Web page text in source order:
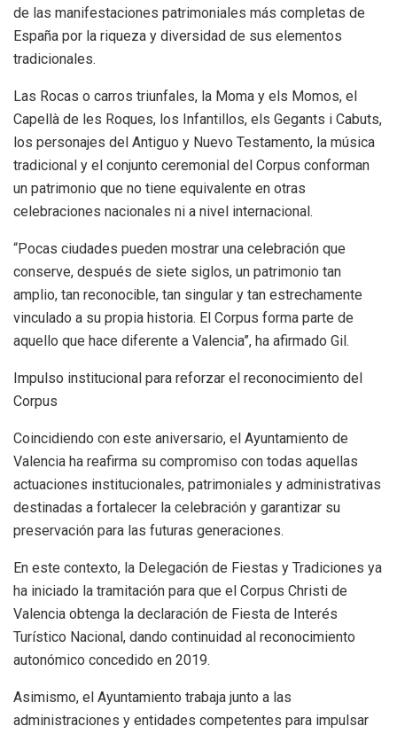
de las manifestaciones patrimoniales más completas de
España por la riqueza y diversidad de sus elementos
tradicionales.
Las Rocas o carros triunfales, la Moma y els Momos, el
Capellà de les Roques, los Infantillos, els Gegants i Cabuts,
los personajes del Antiguo y Nuevo Testamento, la música
tradicional y el conjunto ceremonial del Corpus conforman
un patrimonio que no tiene equivalente en otras
celebraciones nacionales ni a nivel internacional.
“Pocas ciudades pueden mostrar una celebración que
conserve, después de siete siglos, un patrimonio tan
amplio, tan reconocible, tan singular y tan estrechamente
vinculado a su propia historia. El Corpus forma parte de
aquello que hace diferente a Valencia”, ha afirmado Gil.
Impulso institucional para reforzar el reconocimiento del
Corpus
Coincidiendo con este aniversario, el Ayuntamiento de
Valencia ha reafirma su compromiso con todas aquellas
actuaciones institucionales, patrimoniales y administrativas
destinadas a fortalecer la celebración y garantizar su
preservación para las futuras generaciones.
En este contexto, la Delegación de Fiestas y Tradiciones ya
ha iniciado la tramitación para que el Corpus Christi de
Valencia obtenga la declaración de Fiesta de Interés
Turístico Nacional, dando continuidad al reconocimiento
autonómico concedido en 2019.
Asimismo, el Ayuntamiento trabaja junto a las
administraciones y entidades competentes para impulsar